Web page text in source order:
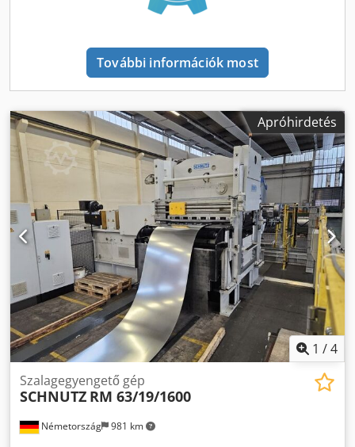
önszabályozó meghajtáshoz, Ultrahangos érzékelő és
manuálisan, egyenként állítható, mérőórákon leolvasható
RO ürítőgörgős kosár, 3 mm anyagvastagsághoz rögzített
zsanér oldalsó vezetősín, manuálisan állítható centrálisan
és excentrikusan 25 mm SS-2 csatlakozó a nyomdagéphez:
További információk most
Apróhirdetés
1 /4
Németország 981 km
Szalagegyengető gép
SCHNUTZ RM 63/19/1600